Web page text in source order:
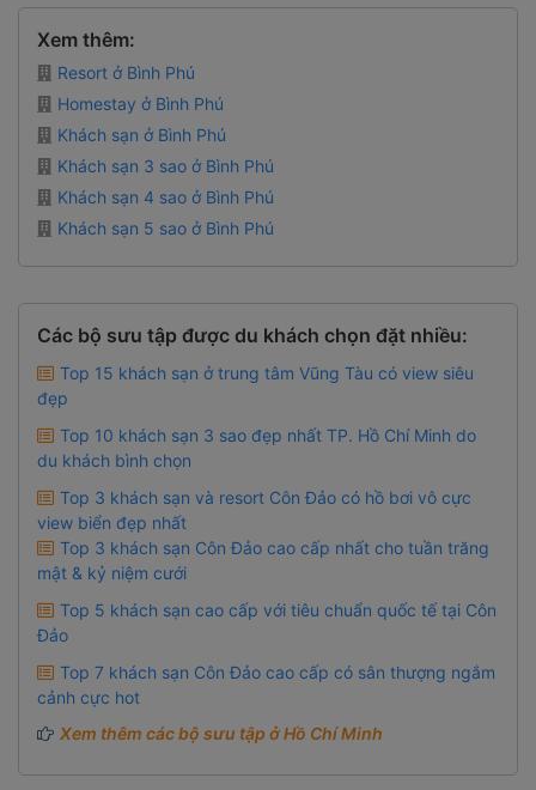
Xem thêm:
Resort ở Bình Phú
Homestay ở Bình Phú
Khách sạn ở Bình Phú
Khách sạn 3 sao ở Bình Phú
Khách sạn 4 sao ở Bình Phú
Khách sạn 5 sao ở Bình Phú
Các bộ sưu tập được du khách chọn đặt nhiều:
Top 15 khách sạn ở trung tâm Vũng Tàu có view siêu
đẹp
Top 10 khách sạn 3 sao đẹp nhất TP. Hồ Chí Minh do
du khách bình chọn
Top 3 khách sạn và resort Côn Đảo có hồ bơi vô cực
view biển đẹp nhất
Top 3 khách sạn Côn Đảo cao cấp nhất cho tuần trăng
mật & kỷ niệm cưới
Top 5 khách sạn cao cấp với tiêu chuẩn quốc tế tại Côn
Đảo
Top 7 khách sạn Côn Đảo cao cấp có sân thượng ngắm
cảnh cực hot
Xem thêm các bộ sưu tập ở Hồ Chí Minh